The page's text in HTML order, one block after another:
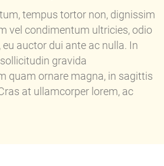
tempus tortor non, dignissim
vel condimentum ultricies, odio
eu auctor dui ante ac nulla. In
gravida
quam ornare magna, in sagittis
at ullamcorper lorem, ac